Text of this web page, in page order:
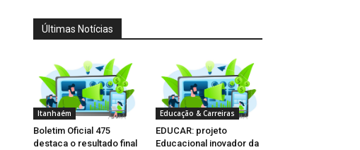
Últimas Notícias
Itanhaém
Boletim Oficial 475
destaca o resultado final
Educação & Carreiras
EDUCAR: projeto
Educacional inovador da